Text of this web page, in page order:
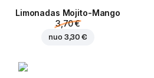
Limonadas Mojito-Mango
3,70 €
nuo 3,30 €